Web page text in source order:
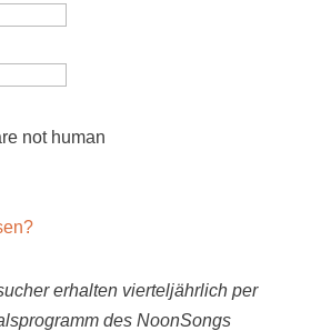
not human
erhalten vierteljährlich per
des NoonSongs